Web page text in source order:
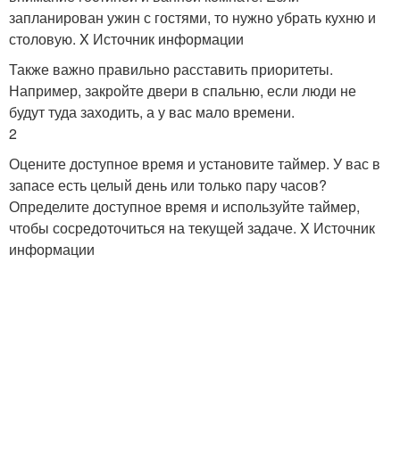
запланирован ужин с гостями, то нужно убрать кухню и
столовую. X Источник информации
Также важно правильно расставить приоритеты.
Например, закройте двери в спальню, если люди не
будут туда заходить, а у вас мало времени.
2
Оцените доступное время и установите таймер. У вас в
запасе есть целый день или только пару часов?
Определите доступное время и используйте таймер,
чтобы сосредоточиться на текущей задаче. X Источник
информации